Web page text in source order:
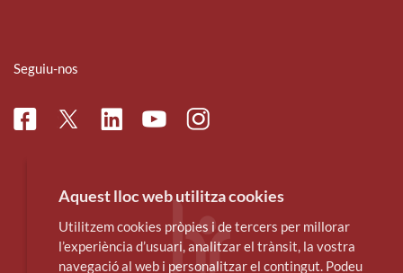
Seguiu-nos
FacebookTwitterLinkedinYoutubeInstagram
Aquest lloc web utilitza cookies
Utilitzem cookies pròpies i de tercers per millorar
l’experiència d’usuari, analitzar el trànsit, la vostra
navegació al web i personalitzar el contingut. Podeu